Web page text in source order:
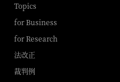
Topics
for Business
for Research
法改正
裁判例